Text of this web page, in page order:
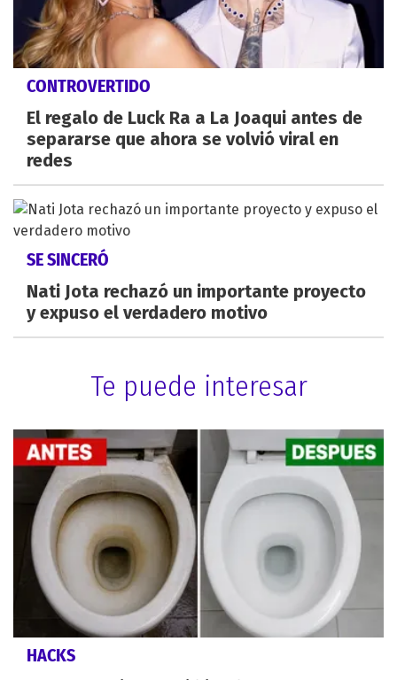
CONTROVERTIDO
El regalo de Luck Ra a La Joaqui antes de
separarse que ahora se volvió viral en
redes
SE SINCERÓ
Nati Jota rechazó un importante proyecto
y expuso el verdadero motivo
Te puede interesar
HACKS